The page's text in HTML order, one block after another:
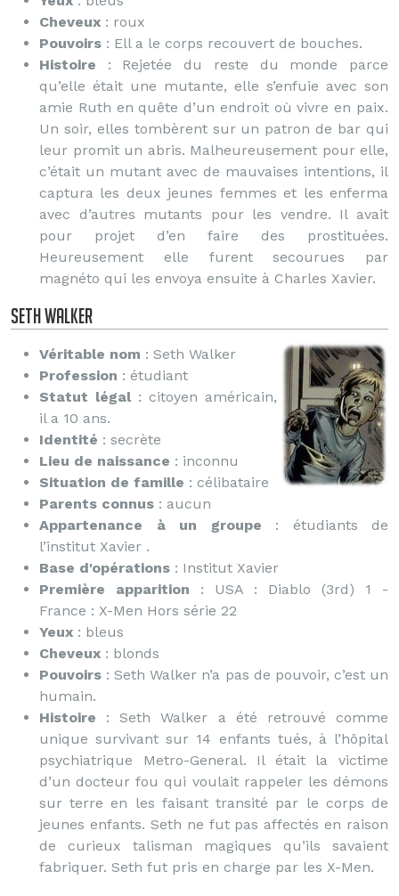
Cheveux : roux
Pouvoirs : Ell a le corps recouvert de bouches.
Histoire : Rejetée du reste du monde parce
qu’elle était une mutante, elle s’enfuie avec son
amie Ruth en quête d’un endroit où vivre en paix.
Un soir, elles tombèrent sur un patron de bar qui
leur promit un abris. Malheureusement pour elle,
c’était un mutant avec de mauvaises intentions, il
captura les deux jeunes femmes et les enferma
avec d’autres mutants pour les vendre. Il avait
pour projet d’en faire des prostituées.
Heureusement elle furent secourues par
magnéto qui les envoya ensuite à Charles Xavier.
Seth Walker
Véritable nom : Seth Walker
Profession : étudiant
Statut légal : citoyen américain,
il a 10 ans.
Identité : secrète
Lieu de naissance : inconnu
Situation de famille : célibataire
Parents connus : aucun
Appartenance à un groupe : étudiants de
l’institut Xavier .
Base d'opérations : Institut Xavier
Première apparition : USA : Diablo (3rd) 1 -
France : X-Men Hors série 22
Yeux : bleus
Cheveux : blonds
Pouvoirs : Seth Walker n’a pas de pouvoir, c’est un
humain.
Histoire : Seth Walker a été retrouvé comme
unique survivant sur 14 enfants tués, à l’hôpital
psychiatrique Metro-General. Il était la victime
d’un docteur fou qui voulait rappeler les démons
sur terre en les faisant transité par le corps de
jeunes enfants. Seth ne fut pas affectés en raison
de curieux talisman magiques qu’ils savaient
fabriquer. Seth fut pris en charge par les X-Men.